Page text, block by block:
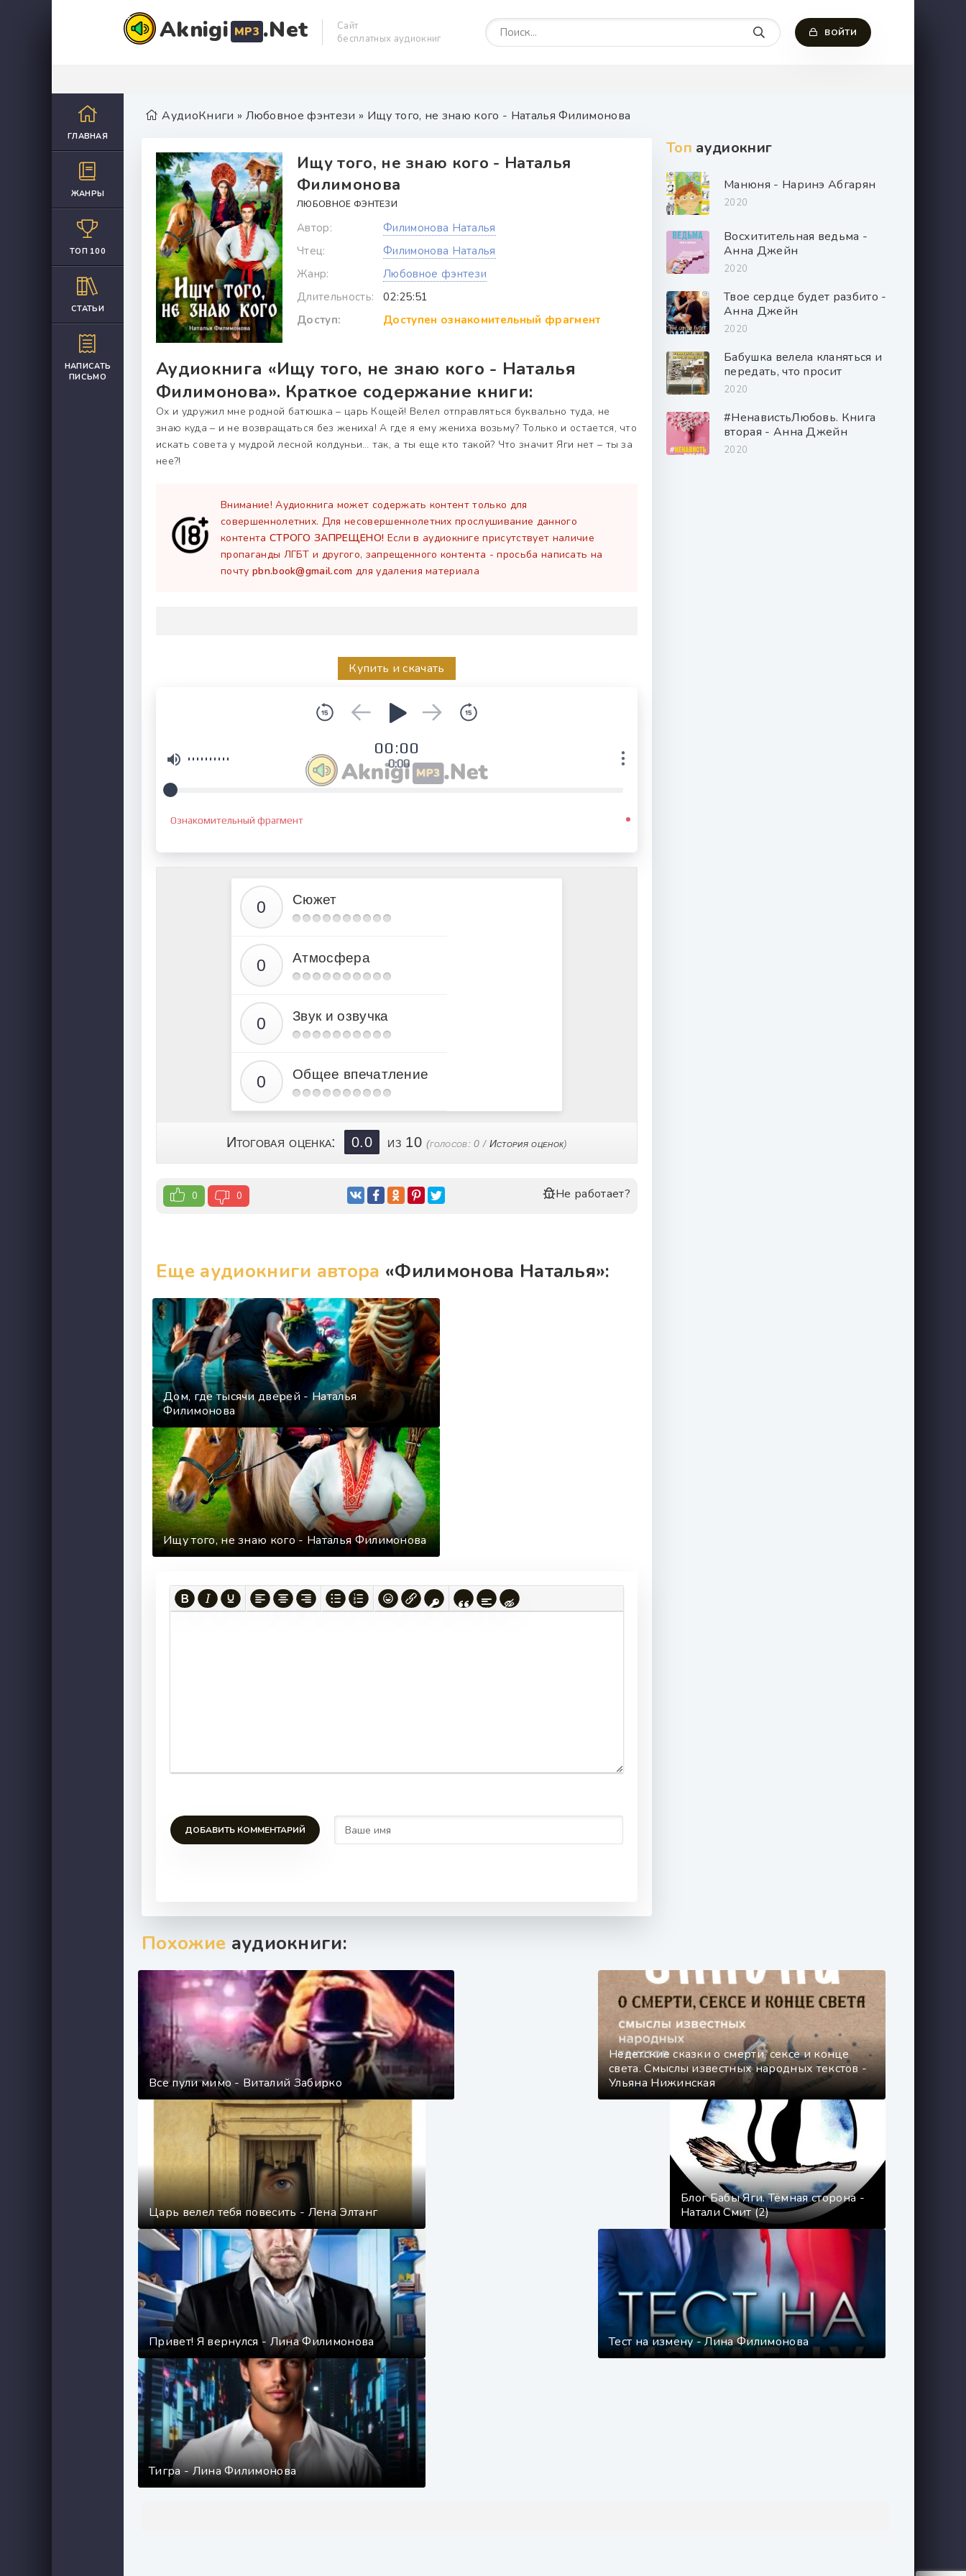
Aknigi MP3 .Net
Сайт
бесплатных аудиокниг
ВОЙТИ
ГЛАВНАЯ
ЖАНРЫ
ТОП 100
СТАТЬИ
НАПИСАТЬ
ПИСЬМО
АудиоКниги » Любовное фэнтези » Ищу того, не знаю кого - Наталья Филимонова
Ищу того, не знаю кого - Наталья
Филимонова
ЛЮБОВНОЕ ФЭНТЕЗИ
Автор:
Филимонова Наталья
Чтец:
Филимонова Наталья
Жанр:
Любовное фэнтези
Длительность:
02:25:51
Доступ:
Доступен ознакомительный фрагмент
Аудиокнига «Ищу того, не знаю кого - Наталья
Филимонова». Краткое содержание книги:
Ох и удружил мне родной батюшка – царь Кощей! Велел отправляться буквально туда, не
знаю куда – и не возвращаться без жениха! А где я ему жениха возьму? Только и остается, что
искать совета у мудрой лесной колдуньи… так, а ты еще кто такой? Что значит Яги нет – ты за
нее?!
Внимание! Аудиокнига может содержать контент только для
совершеннолетних. Для несовершеннолетних прослушивание данного
контента СТРОГО ЗАПРЕЩЕНО! Если в аудиокниге присутствует наличие
пропаганды ЛГБТ и другого, запрещенного контента - просьба написать на
почту pbn.book@gmail.com для удаления материала
Купить и скачать
00:00
0:00
Ознакомительный фрагмент
Сюжет
Атмосфера
Звук и озвучка
Общее впечатление
Итоговая оценка: 0.0 из 10(голосов:0 / История оценок)
0 0 Не работает?
Еще аудиокниги автора «Филимонова Наталья»:
Дом, где тысячи дверей - Наталья
Филимонова
Ищу того, не знаю кого - Наталья Филимонова
ДОБАВИТЬ КОММЕНТАРИЙ
Топ аудиокниг
Манюня - Наринэ Абгарян
2020
Восхитительная ведьма -
Анна Джейн
2020
Твое сердце будет разбито -
Анна Джейн
2020
Бабушка велела кланяться и
передать, что просит
прощения - Фредерик
2020
#НенавистьЛюбовь. Книга
вторая - Анна Джейн
2020
Похожие аудиокниги:
Все пули мимо - Виталий Забирко
Недетские сказки о смерти, сексе и конце
света. Смыслы известных народных текстов -
Ульяна Нижинская
Царь велел тебя повесить - Лена Элтанг
Блог Бабы Яги. Тёмная сторона -
Натали Смит (2)
Привет! Я вернулся - Лина Филимонова Тест на измену - Лина Филимонова
Тигра - Лина Филимонова